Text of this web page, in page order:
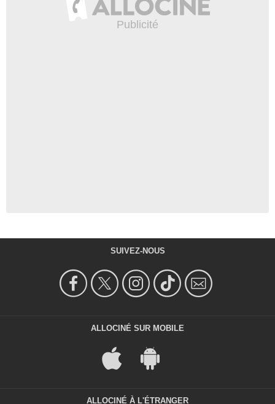
SUIVEZ-NOUS
ALLOCINÉ SUR MOBILE
ALLOCINÉ À L'ÉTRANGER